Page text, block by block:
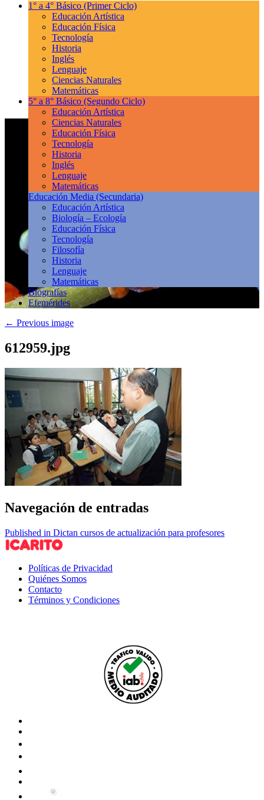
1° a 4° Básico (Primer Ciclo)
Educación Artística
Educación Física
Tecnología
Historia
Inglés
Lenguaje
Ciencias Naturales
Matemáticas
5° a 8° Básico (Segundo Ciclo)
Educación Artística
Ciencias Naturales
Educación Física
Tecnología
Historia
Inglés
Lenguaje
Matemáticas
Educación Media (Secundaria)
Educación Artística
Biología – Ecología
Educación Física
Tecnología
Filosofía
Historia
Lenguaje
Matemáticas
Biografías
Efemérides
← Previous image
612959.jpg
Navegación de entradas
Published in Dictan cursos de actualización para profesores
Políticas de Privacidad
Quiénes Somos
Contacto
Términos y Condiciones